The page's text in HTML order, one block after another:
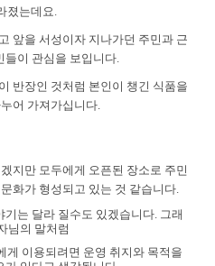
졌는데요.
앞을 서성이자 지나가던 주민과 근
들이 관심을 보입니다.
반장인 것처럼 본인이 챙긴 식품을
어 가져가십니다.
지만 모두에게 오픈된 장소로 주민
화가 형성되고 있는 것 같습니다.
는 달라 질수도 있겠습니다. 그래
님의 말처럼
게 이용되려면 운영 취지와 목적을